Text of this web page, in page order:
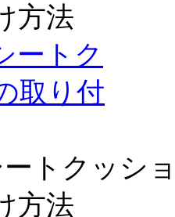
方法
トクッシ
方法